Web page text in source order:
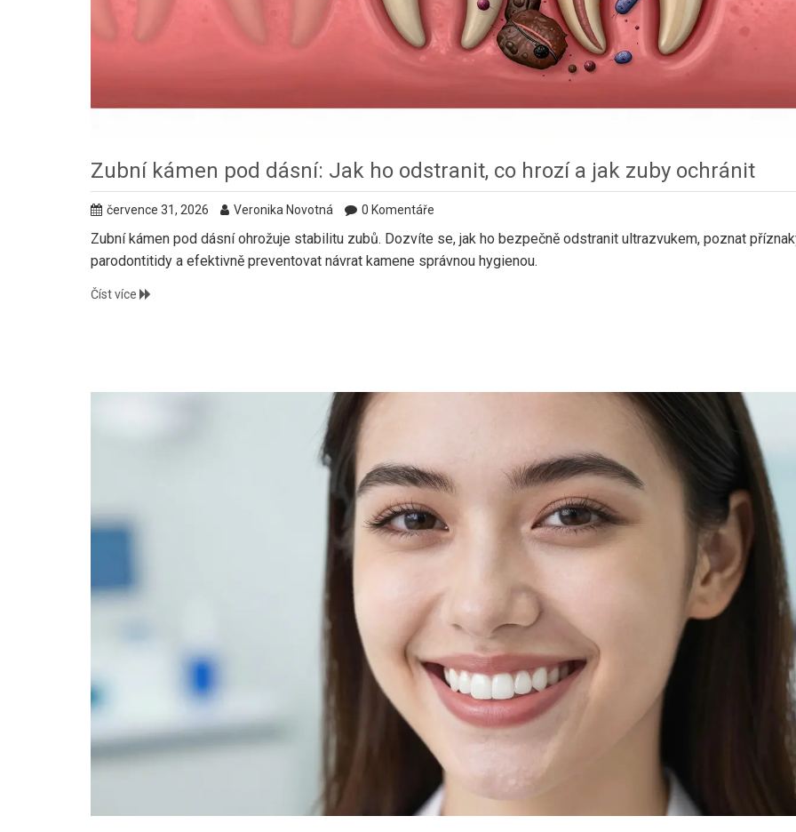
Zubní kámen pod dásní: Jak ho odstranit, co hrozí a jak zuby ochránit
července 31, 2026 Veronika Novotná 0 Komentáře
Zubní kámen pod dásní ohrožuje stabilitu zubů. Dozvíte se, jak ho bezpečně odstranit ultrazvukem, poznat
parodontitidy a efektivně preventovat návrat kamene správnou hygienou.
Číst více